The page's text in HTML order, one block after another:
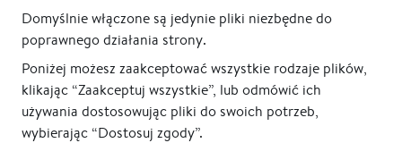
Domyślnie włączone są jedynie pliki niezbędne do
poprawnego działania strony.
Poniżej możesz zaakceptować wszystkie rodzaje plików,
klikając “Zaakceptuj wszystkie”, lub odmówić ich
używania dostosowując pliki do swoich potrzeb,
wybierając “Dostosuj zgody”.